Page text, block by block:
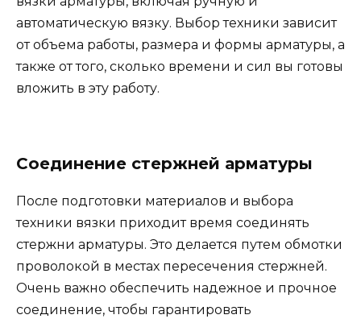
автоматическую вязку. Выбор техники зависит
от объема работы, размера и формы арматуры, а
также от того, сколько времени и сил вы готовы
вложить в эту работу.
Соединение стержней арматуры
После подготовки материалов и выбора
техники вязки приходит время соединять
стержни арматуры. Это делается путем обмотки
проволокой в местах пересечения стержней.
Очень важно обеспечить надежное и прочное
соединение, чтобы гарантировать